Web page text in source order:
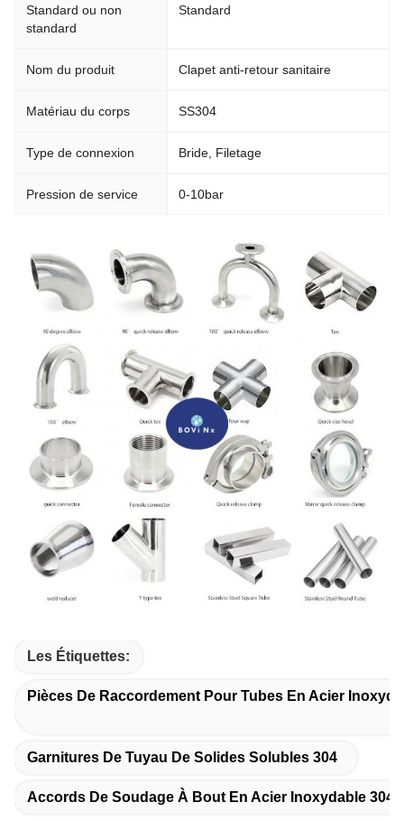
Standard ou non
standard
Standard
Nom du produit Clapet anti-retour sanitaire
Matériau du corps SS304
Type de connexion Bride, Filetage
Pression de service 0-10bar
Les Étiquettes:
Pièces De Raccordement Pour Tubes En Acier
Garnitures De Tuyau De Solides Solubles 304
Accords De Soudage À Bout En Acier Inoxydable 304